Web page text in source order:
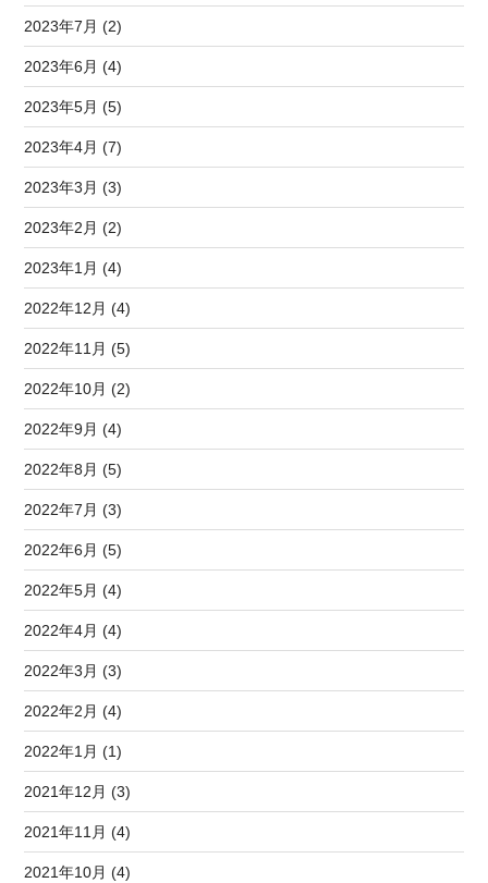
2023年7月 (2)
2023年6月 (4)
2023年5月 (5)
2023年4月 (7)
2023年3月 (3)
2023年2月 (2)
2023年1月 (4)
2022年12月 (4)
2022年11月 (5)
2022年10月 (2)
2022年9月 (4)
2022年8月 (5)
2022年7月 (3)
2022年6月 (5)
2022年5月 (4)
2022年4月 (4)
2022年3月 (3)
2022年2月 (4)
2022年1月 (1)
2021年12月 (3)
2021年11月 (4)
2021年10月 (4)